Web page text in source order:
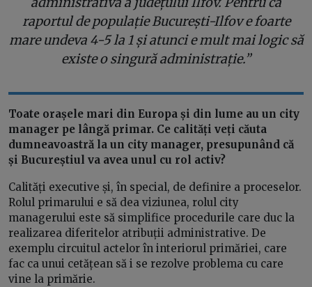
raportul de populație București-Ilfov e foarte
mare undeva 4-5 la 1 și atunci e mult mai logic să
existe o singură administrație.”
Toate orașele mari din Europa și din lume au un city
manager pe lângă primar. Ce calități veți căuta
dumneavoastră la un city manager, presupunând că
și Bucureștiul va avea unul cu rol activ?
Calități executive și, în special, de definire a proceselor.
Rolul primarului e să dea viziunea, rolul city
managerului este să simplifice procedurile care duc la
realizarea diferitelor atribuții administrative. De
exemplu circuitul actelor în interiorul primăriei, care
fac ca unui cetățean să i se rezolve problema cu care
vine la primărie.